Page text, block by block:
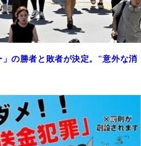
」の勝者と敗者が決定。"意外な消